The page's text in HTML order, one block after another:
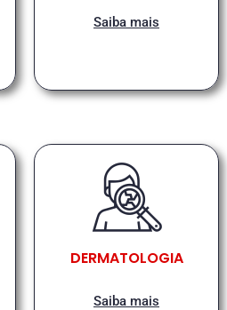
Saiba mais
DERMATOLOGIA
Saiba mais